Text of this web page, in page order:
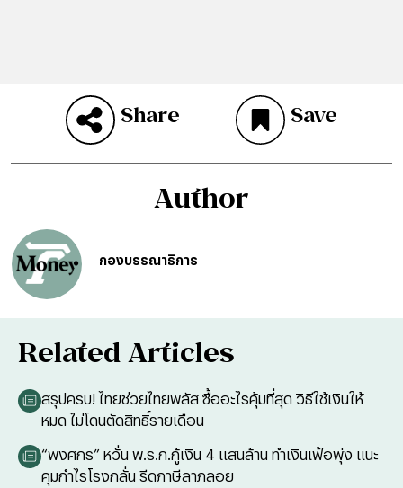
Share Save
Author
กองบรรณาธิการ
Related Articles
สรุปครบ! ไทยช่วยไทยพลัส ซื้ออะไรคุ้มที่สุด วิธีใช้เงินให้
หมด ไม่โดนตัดสิทธิ์รายเดือน
“พงศกร” หวั่น พ.ร.ก.กู้เงิน 4 แสนล้าน ทำเงินเฟ้อพุ่ง แนะ
คุมกำไรโรงกลั่น รีดภาษีลาภลอย